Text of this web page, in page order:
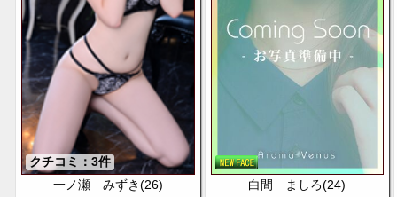
クチコミ：3件
一ノ瀬 みずき(26)
白間 ましろ(24)